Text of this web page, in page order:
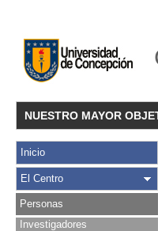
NUESTRO MAYOR
Inicio
El Centro
Personas
Investigadores